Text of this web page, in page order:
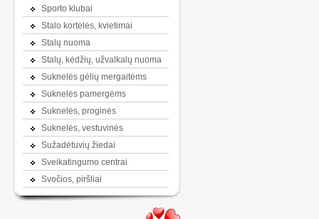
Sporto klubai
Stalo kortelės, kvietimai
Stalų nuoma
Stalų, kėdžių, užvalkalų nuoma
Suknelės gėlių mergaitėms
Suknelės pamergėms
Suknelės, proginės
Suknelės, vestuvinės
Sužadėtuvių žiedai
Sveikatingumo centrai
Svočios, piršliai